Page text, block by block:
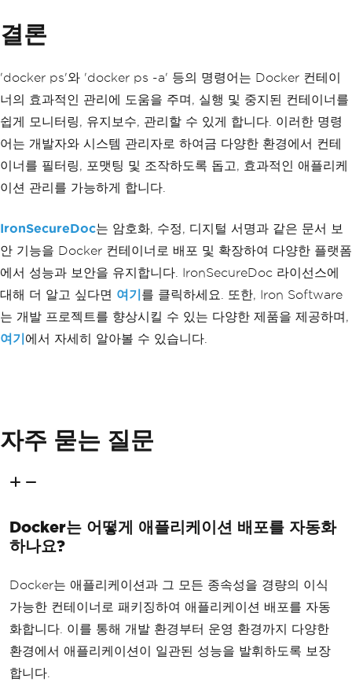
결론
'docker ps'와 'docker ps -a' 등의 명령어는 Docker 컨테이
너의 효과적인 관리에 도움을 주며, 실행 및 중지된 컨테이너를
쉽게 모니터링, 유지보수, 관리할 수 있게 합니다. 이러한 명령
어는 개발자와 시스템 관리자로 하여금 다양한 환경에서 컨테
이너를 필터링, 포맷팅 및 조작하도록 돕고, 효과적인 애플리케
이션 관리를 가능하게 합니다.
IronSecureDoc는 암호화, 수정, 디지털 서명과 같은 문서 보
안 기능을 Docker 컨테이너로 배포 및 확장하여 다양한 플랫폼
에서 성능과 보안을 유지합니다. IronSecureDoc 라이선스에
대해 더 알고 싶다면 여기 를 클릭하세요. 또한, Iron Software
는 개발 프로젝트를 향상시킬 수 있는 다양한 제품을 제공하며,
여기 에서 자세히 알아볼 수 있습니다.
자주 묻는 질문
Docker는 어떻게 애플리케이션 배포를 자동화
하나요?
Docker는 애플리케이션과 그 모든 종속성을 경량의 이식
가능한 컨테이너로 패키징하여 애플리케이션 배포를 자동
화합니다. 이를 통해 개발 환경부터 운영 환경까지 다양한
환경에서 애플리케이션이 일관된 성능을 발휘하도록 보장
합니다.